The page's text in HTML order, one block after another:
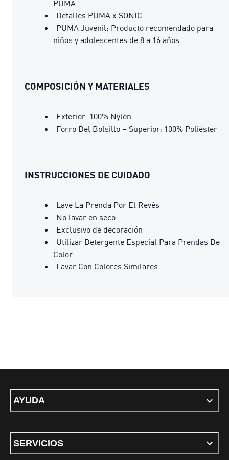
PUMA
Detalles PUMA x SONIC
PUMA Juvenil: Producto recomendado para
niños y adolescentes de 8 a 16 años
COMPOSICIÓN Y MATERIALES
Exterior: 100% Nylon
Forro Del Bolsillo – Superior: 100% Poliéster
INSTRUCCIONES DE CUIDADO
Lave La Prenda Por El Revés
No lavar en seco
Exclusivo de decoración
Utilizar Detergente Especial Para Prendas De
Color
Lavar Con Colores Similares
AYUDA
SERVICIOS